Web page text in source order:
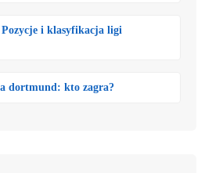
i klasyfikacja ligi
dortmund: kto zagra?